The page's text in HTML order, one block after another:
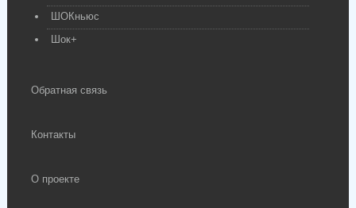
ШОКньюс
Шок+
Обратная связь
Контакты
О проекте